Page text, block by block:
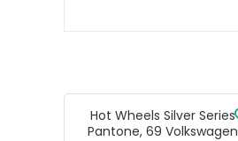
Hot Wheels Silver Series
Pantone, 69 Volkswagen